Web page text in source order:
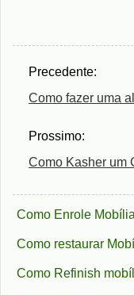
Precedente:
Como fazer uma
Prossimo:
Como Kasher um
Como Enrole Mobília
Como restaurar
Como Refinish